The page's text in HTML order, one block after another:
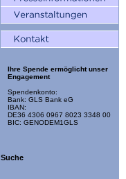
Ihre Spende ermöglicht unser
Engagement
Spendenkonto:
Bank: GLS Bank eG
IBAN:
DE36 4306 0967 8023 3348 00
BIC: GENODEM1GLS
Suche